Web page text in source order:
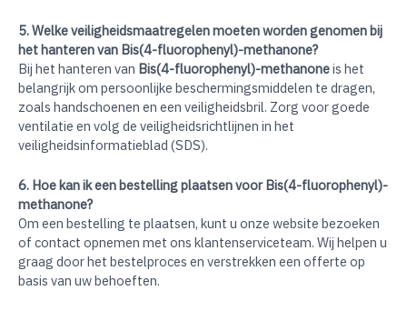
5. Welke veiligheidsmaatregelen moeten worden genomen bij
het hanteren van Bis(4-fluorophenyl)-methanone?
Bij het hanteren van Bis(4-fluorophenyl)-methanoneis het
belangrijk om persoonlijke beschermingsmiddelen te dragen,
zoals handschoenen en een veiligheidsbril. Zorg voor goede
ventilatie en volg de veiligheidsrichtlijnen in het
veiligheidsinformatieblad (SDS).
6. Hoe kan ik een bestelling plaatsen voor Bis(4-fluorophenyl)-
methanone?
Om een bestelling te plaatsen, kunt u onze website bezoeken
of contact opnemen met ons klantenserviceteam. Wij helpen u
graag door het bestelproces en verstrekken een offerte op
basis van uw behoeften.